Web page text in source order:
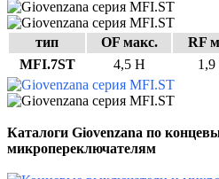
тип OF макс. RF
MFI.7ST
4,5 Н
Каталоги Giovenzana по
микропереключателям